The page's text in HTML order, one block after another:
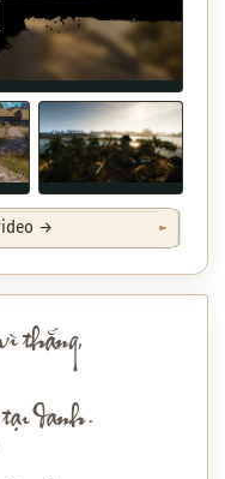
→
thắng,
danh.